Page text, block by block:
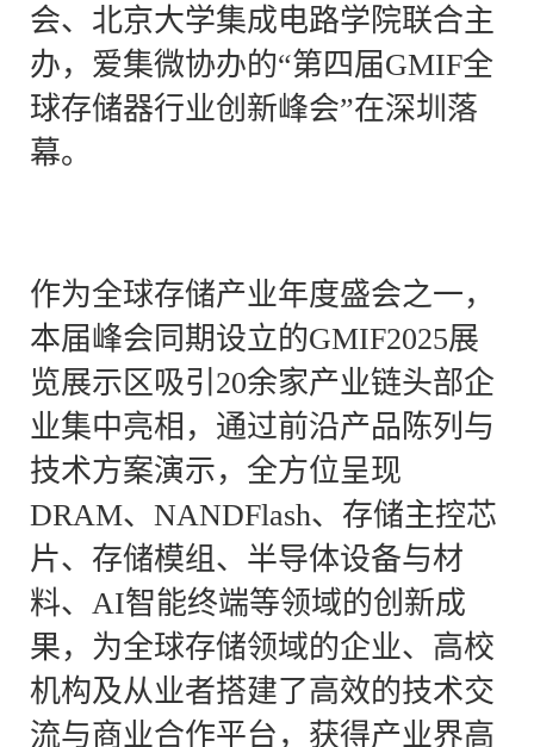
会、北京大学集成电路学院联合主
办，爱集微协办的“第四届GMIF全
球存储器行业创新峰会”在深圳落
幕。
作为全球存储产业年度盛会之一，
本届峰会同期设立的GMIF2025展
览展示区吸引20余家产业链头部企
业集中亮相，通过前沿产品陈列与
技术方案演示，全方位呈现
DRAM、NANDFlash、存储主控芯
片、存储模组、半导体设备与材
料、AI智能终端等领域的创新成
果，为全球存储领域的企业、高校
机构及从业者搭建了高效的技术交
流与商业合作平台，获得产业界高